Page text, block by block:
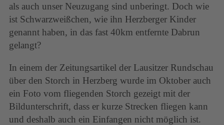
als auch unser Neuzugang sind unberingt. Doch wie
ist Schwarzweißchen, wie ihn Herzberger Kinder
genannt haben, in das fast 40km entfernte Dabrun
gelangt?
In einem der Zeitungsartikel der Lausitzer Rundschau
über den Storch in Herzberg wurde im Oktober auch
ein Foto vom fliegenden Storch gezeigt mit der
Bildunterschrift, dass er kurze Strecken fliegen kann
und deshalb auch ein Einfangen nicht möglich ist.